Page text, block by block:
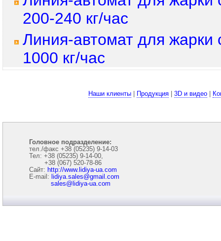
200-240 кг/час
Линия-автомат для жарки
1000 кг/час
Наши клиенты| Продукция| 3D и видео|
Головное подразделение:
тел./факс +38 (05235) 9-14-03
Тел: +38 (05235) 9-14-00,
+38 (067) 520-78-86
Сайт: http://www.lidiya-ua.com
E-mail: lidiya.sales@gmail.com
sales@lidiya-ua.com